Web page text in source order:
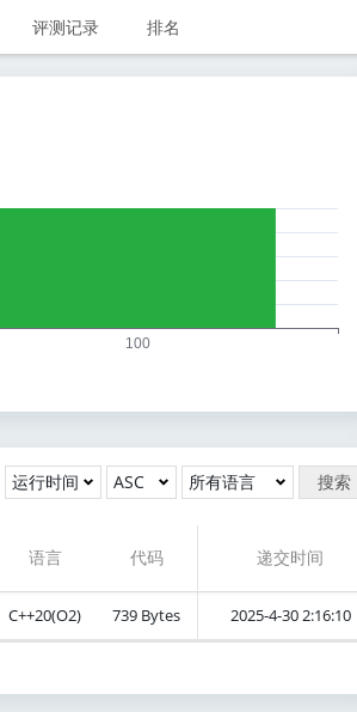
评测记录 排名
搜索
语言 代码 递交时间
C++20(O2) 739 Bytes 2025-4-30 2:16:10